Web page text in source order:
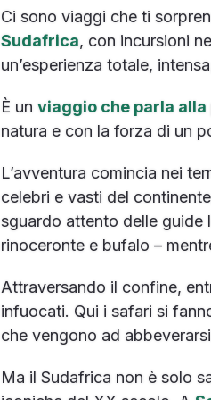
Ci sono viaggi che ti
Sudafrica, con incursioni
un’esperienza totale,
È un viaggio che parla
natura e con la forza di un
L’avventura comincia nei
celebri e vasti del
sguardo attento delle
rinoceronte e bufalo –
Attraversando il confine,
infuocati. Qui i safari si
che vengono ad
Ma il Sudafrica non è solo